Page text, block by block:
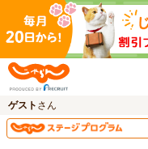
ゲスト さん